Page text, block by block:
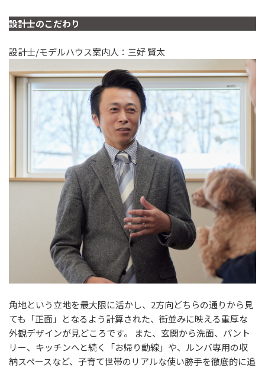
設計士のこだわり
設計士/モデルハウス案内人：三好 賢太
角地という立地を最大限に活かし、2方向どちらの通りから見
ても「正面」となるよう計算された、街並みに映える重厚な
外観デザインが見どころです。 また、玄関から洗面、パント
リー、キッチンへと続く「お帰り動線」や、ルンバ専用の収
納スペースなど、子育て世帯のリアルな使い勝手を徹底的に追